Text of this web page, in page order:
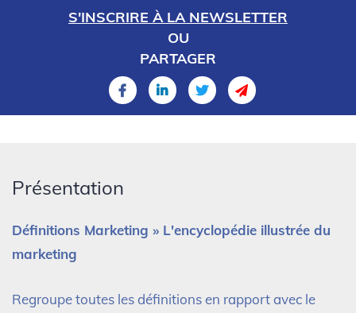
S'INSCRIRE À LA NEWSLETTER
OU
PARTAGER
Présentation
Définitions Marketing » L'encyclopédie illustrée du
marketing
Regroupe toutes les définitions en rapport avec le